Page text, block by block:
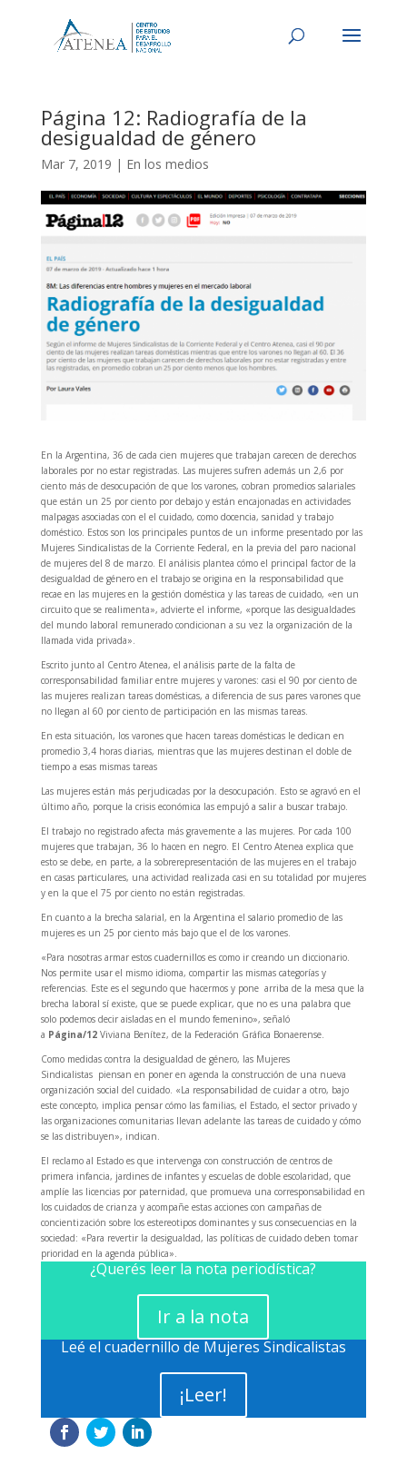
Página 12: Radiografía de la
desigualdad de género
Mar 7, 2019 | En los medios
En la Argentina, 36 de cada cien mujeres que trabajan carecen de derechos
laborales por no estar registradas. Las mujeres sufren además un 2,6 por
ciento más de desocupación de que los varones, cobran promedios salariales
que están un 25 por ciento por debajo y están encajonadas en actividades
malpagas asociadas con el el cuidado, como docencia, sanidad y trabajo
doméstico. Estos son los principales puntos de un informe presentado por las
Mujeres Sindicalistas de la Corriente Federal, en la previa del paro nacional
de mujeres del 8 de marzo. El análisis plantea cómo el principal factor de la
desigualdad de género en el trabajo se origina en la responsabilidad que
recae en las mujeres en la gestión doméstica y las tareas de cuidado, «en un
circuito que se realimenta», advierte el informe, «porque las desigualdades
del mundo laboral remunerado condicionan a su vez la organización de la
llamada vida privada».
Escrito junto al Centro Atenea, el análisis parte de la falta de
corresponsabilidad familiar entre mujeres y varones: casi el 90 por ciento de
las mujeres realizan tareas domésticas, a diferencia de sus pares varones que
no llegan al 60 por ciento de participación en las mismas tareas.
En esta situación, los varones que hacen tareas domésticas le dedican en
promedio 3,4 horas diarias, mientras que las mujeres destinan el doble de
tiempo a esas mismas tareas
Las mujeres están más perjudicadas por la desocupación. Esto se agravó en el
último año, porque la crisis económica las empujó a salir a buscar trabajo.
El trabajo no registrado afecta más gravemente a las mujeres. Por cada 100
mujeres que trabajan, 36 lo hacen en negro. El Centro Atenea explica que
esto se debe, en parte, a la sobrerepresentación de las mujeres en el trabajo
en casas particulares, una actividad realizada casi en su totalidad por mujeres
y en la que el 75 por ciento no están registradas.
En cuanto a la brecha salarial, en la Argentina el salario promedio de las
mujeres es un 25 por ciento más bajo que el de los varones.
«Para nosotras armar estos cuadernillos es como ir creando un diccionario.
Nos permite usar el mismo idioma, compartir las mismas categorías y
referencias. Este es el segundo que hacermos y pone arriba de la mesa que la
brecha laboral sí existe, que se puede explicar, que no es una palabra que
solo podemos decir aisladas en el mundo femenino», señaló
a Página/12Viviana Benítez, de la Federación Gráfica Bonaerense.
Como medidas contra la desigualdad de género, las Mujeres
Sindicalistas piensan en poner en agenda la construcción de una nueva
organización social del cuidado. «La responsabilidad de cuidar a otro, bajo
este concepto, implica pensar cómo las familias, el Estado, el sector privado y
las organizaciones comunitarias llevan adelante las tareas de cuidado y cómo
se las distribuyen», indican.
El reclamo al Estado es que intervenga con construcción de centros de
primera infancia, jardines de infantes y escuelas de doble escolaridad, que
amplíe las licencias por paternidad, que promueva una corresponsabilidad en
los cuidados de crianza y acompañe estas acciones con campañas de
concientización sobre los estereotipos dominantes y sus consecuencias en la
sociedad: «Para revertir la desigualdad, las políticas de cuidado deben tomar
prioridad en la agenda pública».
¿Querés leer la nota periodística?
Ir a la nota
Leé el cuadernillo de Mujeres Sindicalistas
¡Leer!